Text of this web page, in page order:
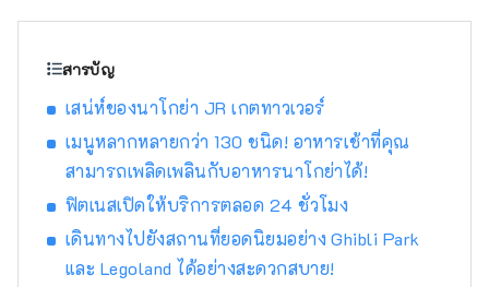
สารบัญ
เสน่ห์ของนาโกย่า JR เกตทาวเวอร์
เมนูหลากหลายกว่า 130 ชนิด! อาหารเช้าที่คุณ
สามารถเพลิดเพลินกับอาหารนาโกย่าได้!
ฟิตเนสเปิดให้บริการตลอด 24 ชั่วโมง
เดินทางไปยังสถานที่ยอดนิยมอย่าง Ghibli Park
และ Legoland ได้อย่างสะดวกสบาย!